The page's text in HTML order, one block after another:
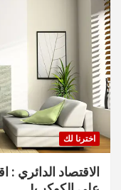
اخترنا لك
الاقتصاد الدائري